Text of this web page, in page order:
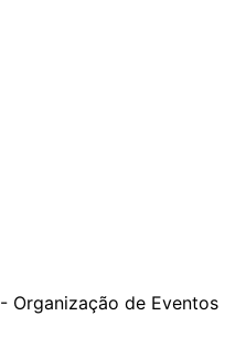
Organização de Eventos